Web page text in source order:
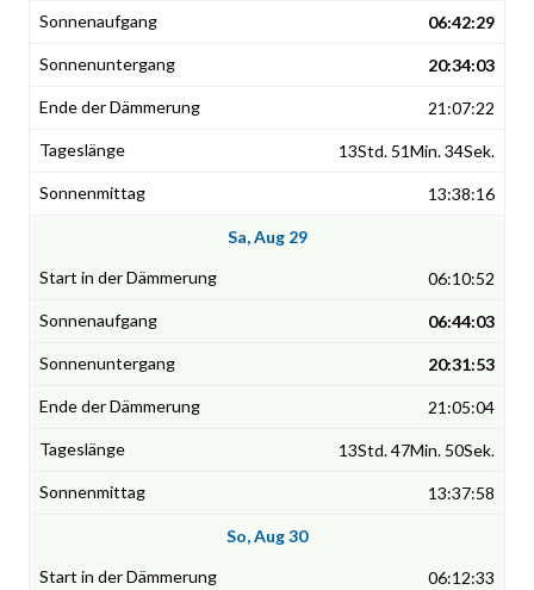
06:42:29
20:34:03
21:07:22
13Std. 51Min. 34Sek.
13:38:16
Sa, Aug 29
06:10:52
06:44:03
20:31:53
21:05:04
13Std. 47Min. 50Sek.
13:37:58
So, Aug 30
06:12:33